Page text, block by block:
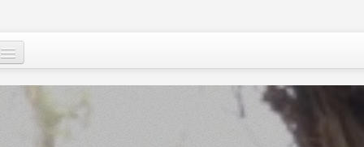
Qui sommes-nous?
Nos actions